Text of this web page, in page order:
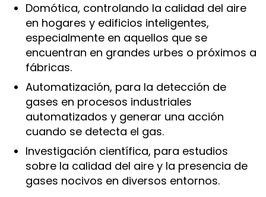
Domótica, controlando la calidad del aire
en hogares y edificios inteligentes,
especialmente en aquellos que se
encuentran en grandes urbes o próximos a
fábricas.
Automatización, para la detección de
gases en procesos industriales
automatizados y generar una acción
cuando se detecta el gas.
Investigación científica, para estudios
sobre la calidad del aire y la presencia de
gases nocivos en diversos entornos.